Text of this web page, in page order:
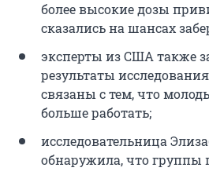
более высокие дозы
сказались на шансах
эксперты из США также
результаты
связаны с тем, что
больше работать;
исследовательница
обнаружила, что группы